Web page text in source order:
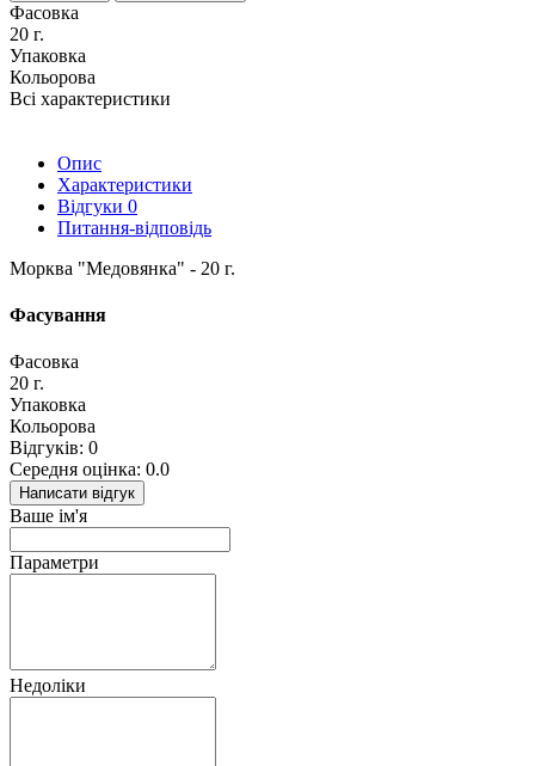
Фасовка
20 г.
Упаковка
Кольорова
Всі характеристики
Опис
Характеристики
Відгуки 0
Питання-відповідь
Морква "Медовянка" - 20 г.
Фасування
Фасовка
20 г.
Упаковка
Кольорова
Відгуків: 0
Середня оцінка: 0.0
Написати відгук
Ваше ім'я
Параметри
Недоліки